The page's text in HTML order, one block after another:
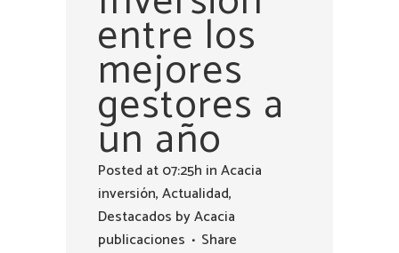
entre los
mejores
gestores a
un año
Posted at 07:25h inAcacia
inversión,Actualidad,
Destacados byAcacia
publicaciones
Share